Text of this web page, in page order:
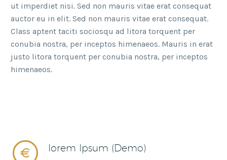
ut imperdiet nisi. Sed non mauris vitae erat consequat
auctor eu in elit. Sed non mauris vitae erat consequat.
Class aptent taciti sociosqu ad litora torquent per
conubia nostra, per inceptos himenaeos. Mauris in erat
justo litora torquent per conubia nostra, per inceptos
himenaeos.

 lorem Ipsum (Demo)